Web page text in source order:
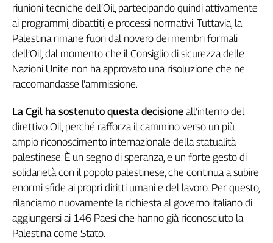
Collettiva
Academy
Collettiva
Play
Rubriche
Talk
La
settimana
Collettiva
Girasoli
Sassolino
Linea
Economica
Tech
riunioni tecniche dell’Oil, partecipando quindi attivamente
ai programmi, dibattiti, e processi normativi. Tuttavia, la
Palestina rimane fuori dal novero dei membri formali
dell’Oil, dal momento che il Consiglio di sicurezza delle
Nazioni Unite non ha approvato una risoluzione che ne
raccomandasse l'ammissione.
La Cgil ha sostenuto questa decisione all’interno del
direttivo Oil, perché rafforza il cammino verso un più
ampio riconoscimento internazionale della statualità
palestinese. È un segno di speranza, e un forte gesto di
solidarietà con il popolo palestinese, che continua a subire
enormi sfide ai propri diritti umani e del lavoro. Per questo,
rilanciamo nuovamente la richiesta al governo italiano di
aggiungersi ai 146 Paesi che hanno già riconosciuto la
Palestina come Stato.